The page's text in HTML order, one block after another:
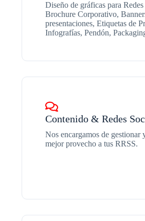
Diseño de gráficas para Redes
Brochure Corporativo,
presentaciones, Etiquetas de
Infografías, Pendón,
Contenido & Redes
Nos encargamos de gestionar
mejor provecho a tus RRSS.